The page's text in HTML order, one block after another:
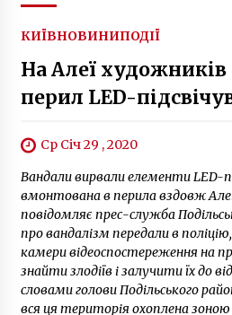
В аеропорту Бориспіль за день у
людей виявили підроблені Covid-
сертифікати
КИЇВНОВИНИПОДІЇ
На Алеї художників
перил LED-
Ср Січ 29 , 2020
Вандали вирвали елементи LED-
вмонтована в перила вздовж
повідомляє прес-служба
про вандалізм передали в
камери відеоспостереження на
знайти злодіїв і залучити їх до
словами голови Подільського
вся ця територія охоплена